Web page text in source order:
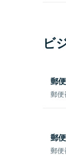
ビ
郵
郵便
郵
郵便